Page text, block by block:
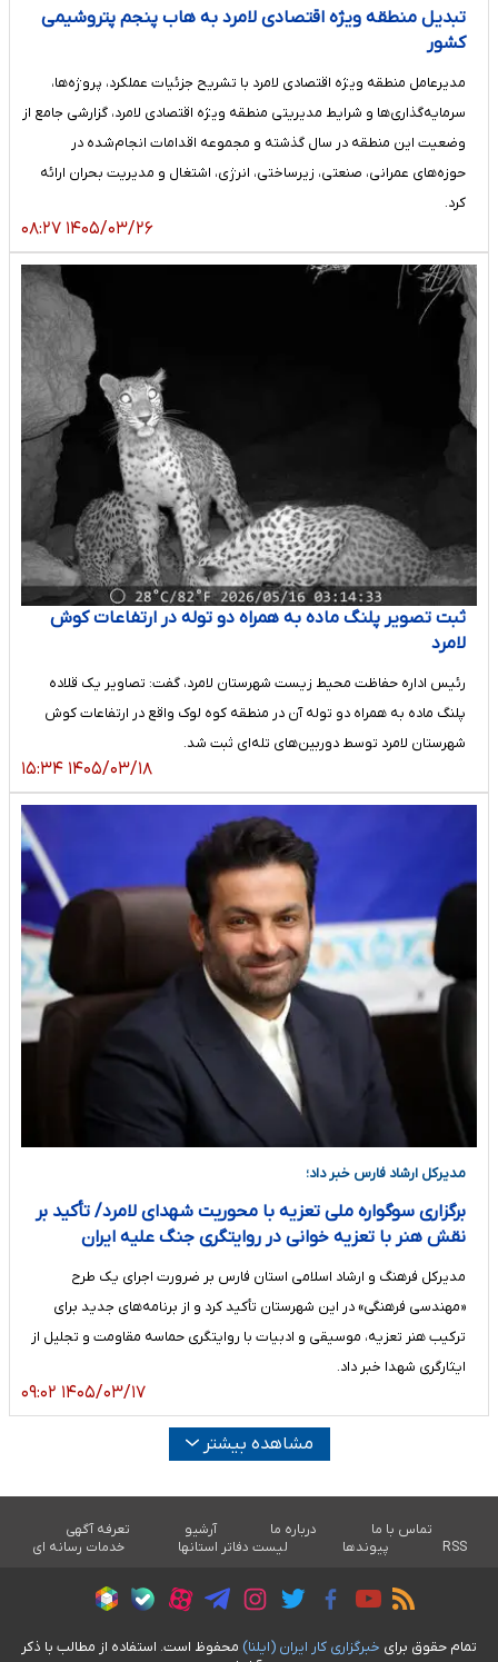
تبدیل منطقه ویژه اقتصادی لامرد به هاب پنجم پتروشیمی
کشور
مدیرعامل منطقه ویژه اقتصادی لامرد با تشریح جزئیات عملکرد، پروژه‌ها،
سرمایه‌گذاری‌ها و شرایط مدیریتی منطقه ویژه اقتصادی لامرد، گزارشی جامع از
وضعیت این منطقه در سال گذشته و مجموعه اقدامات انجام‌شده در
حوزه‌های عمرانی، صنعتی، زیرساختی، انرژی، اشتغال و مدیریت بحران ارائه
کرد.
۱۴۰۵/۰۳/۲۶ ۰۸:۲۷
ثبت تصویر پلنگ ماده به همراه دو توله در ارتفاعات کوش
لامرد
رئیس اداره حفاظت محیط زیست شهرستان لامرد، گفت: تصاویر یک قلاده
پلنگ ماده به همراه دو توله آن در منطقه کوه لوک واقع در ارتفاعات کوش
شهرستان لامرد توسط دوربین‌های تله‌ای ثبت شد.
۱۴۰۵/۰۳/۱۸ ۱۵:۳۴
مدیرکل ارشاد فارس خبر داد؛
برگزاری سوگواره ملی تعزیه با محوریت شهدای لامرد/ تأکید بر
نقش هنر با تعزیه خوانی در روایتگری جنگ علیه ایران
مدیرکل فرهنگ و ارشاد اسلامی استان فارس بر ضرورت اجرای یک طرح
«مهندسی فرهنگی» در این شهرستان تأکید کرد و از برنامه‌های جدید برای
ترکیب هنر تعزیه، موسیقی و ادبیات با روایتگری حماسه مقاومت و تجلیل از
ایثارگری شهدا خبر داد.
۱۴۰۵/۰۳/۱۷ ۰۹:۰۲
مشاهده بیشتر
تماس با ما درباره ما آرشیو
تعرفه آگهی
RSS
پیوندها لیست دفاتر استانها خدمات رسانه ای
تمام حقوق برای خبرگزاری کار ايران (ايلنا) محفوظ است. استفاده از مطالب با ذکر